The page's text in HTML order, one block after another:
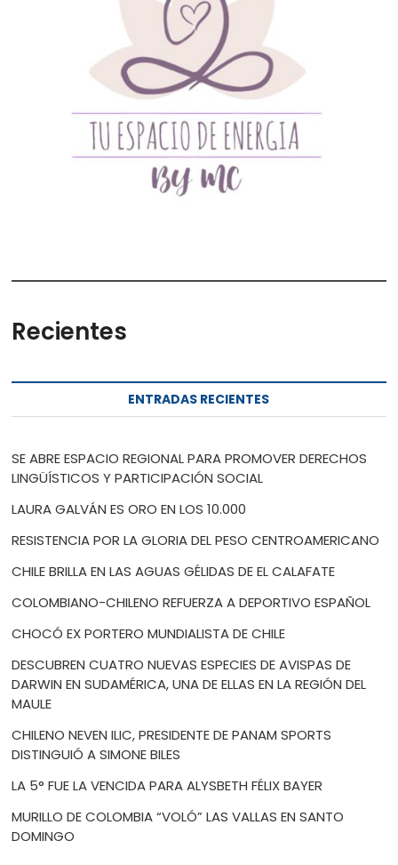
Recientes
ENTRADAS RECIENTES
SE ABRE ESPACIO REGIONAL PARA PROMOVER DERECHOS
LINGÜÍSTICOS Y PARTICIPACIÓN SOCIAL
LAURA GALVÁN ES ORO EN LOS 10.000
RESISTENCIA POR LA GLORIA DEL PESO CENTROAMERICANO
CHILE BRILLA EN LAS AGUAS GÉLIDAS DE EL CALAFATE
COLOMBIANO-CHILENO REFUERZA A DEPORTIVO ESPAÑOL
CHOCÓ EX PORTERO MUNDIALISTA DE CHILE
DESCUBREN CUATRO NUEVAS ESPECIES DE AVISPAS DE
DARWIN EN SUDAMÉRICA, UNA DE ELLAS EN LA REGIÓN DEL
MAULE
CHILENO NEVEN ILIC, PRESIDENTE DE PANAM SPORTS
DISTINGUIÓ A SIMONE BILES
LA 5° FUE LA VENCIDA PARA ALYSBETH FÉLIX BAYER
MURILLO DE COLOMBIA “VOLÓ” LAS VALLAS EN SANTO
DOMINGO